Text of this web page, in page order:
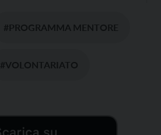
#PROGRAMMA MENTORE
#VOLONTARIATO